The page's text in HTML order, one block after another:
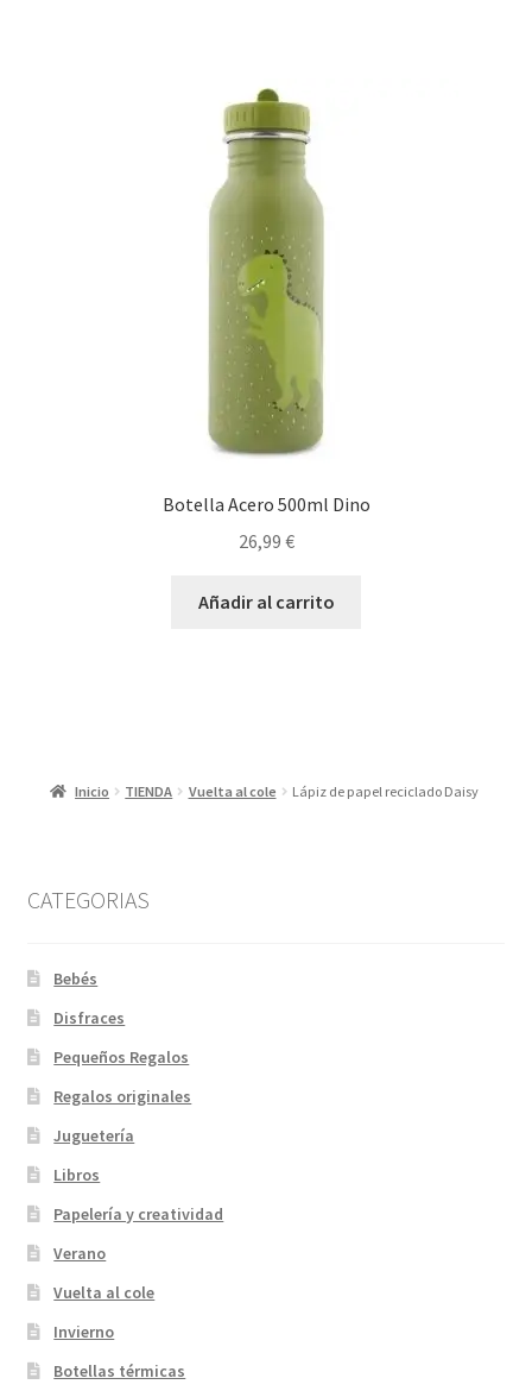
Botella Acero 500ml Dino
26,99 €
Añadir al carrito
Inicio TIENDA Vuelta al cole Lápiz de papel reciclado Daisy
CATEGORIAS
Bebés
Disfraces
Pequeños Regalos
Regalos originales
Juguetería
Libros
Papelería y creatividad
Verano
Vuelta al cole
Invierno
Botellas térmicas